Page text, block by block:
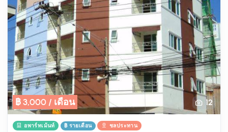
฿ 3,000 / เดือน 12
อพาร์ทเม้นท์ ฿ รายเดือน ชลประทาน